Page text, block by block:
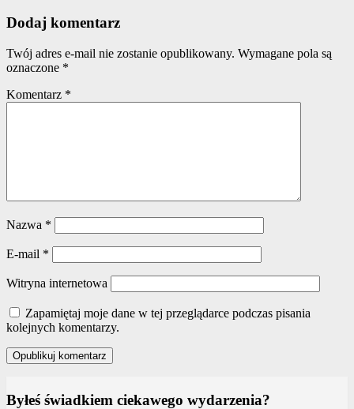
Dodaj komentarz
Twój adres e-mail nie zostanie opublikowany. Wymagane pola są
oznaczone *
Komentarz *
Nazwa *
E-mail *
Witryna internetowa
Zapamiętaj moje dane w tej przeglądarce podczas pisania
kolejnych komentarzy.
Byłeś świadkiem ciekawego wydarzenia?